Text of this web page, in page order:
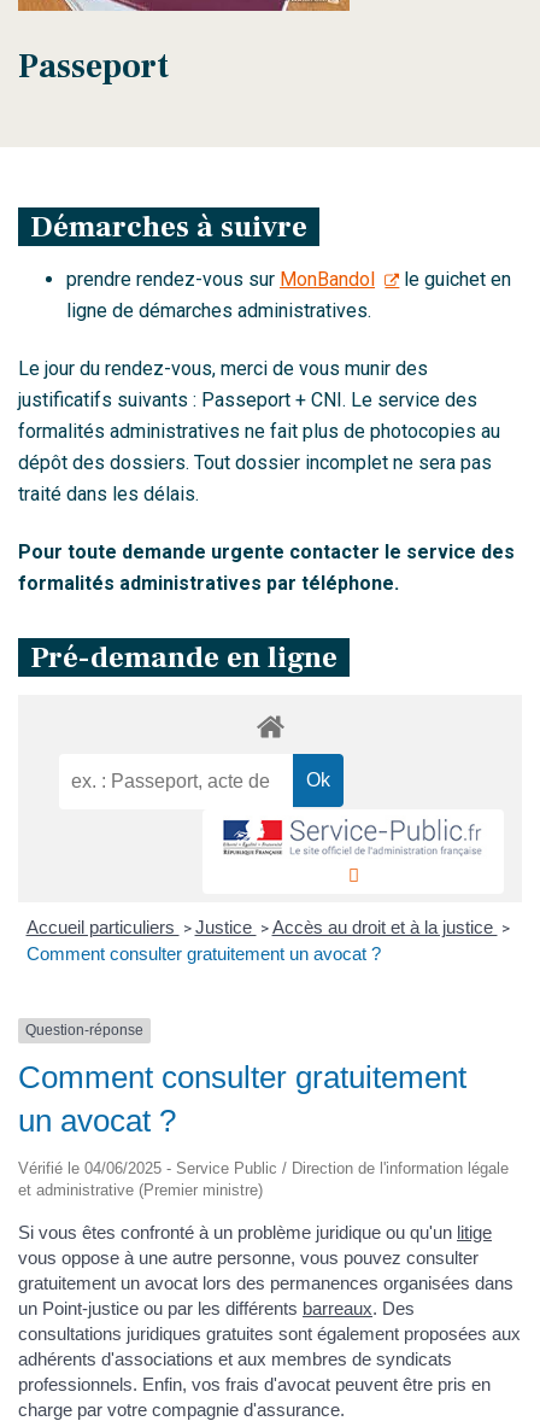
Passeport
Démarches à suivre
prendre rendez-vous sur MonBandol
le guichet en
ligne de démarches administratives.
Le jour du rendez-vous, merci de vous munir des
justificatifs suivants : Passeport + CNI. Le service des
formalités administratives ne fait plus de photocopies au
dépôt des dossiers. Tout dossier incomplet ne sera pas
traité dans les délais.
Pour toute demande urgente contacter le service des
formalités administratives par téléphone.
Pré-demande en ligne
Accueil particuliers > Justice > Accès au droit et à la justice >
Comment consulter gratuitement un avocat ?
Question-réponse
Comment consulter gratuitement
un avocat ?
Vérifié le 04/06/2025 - Service Public / Direction de l'information légale
et administrative (Premier ministre)
Si vous êtes confronté à un problème juridique ou qu'un litige
vous oppose à une autre personne, vous pouvez consulter
gratuitement un avocat lors des permanences organisées dans
un Point-justice ou par les différents barreaux. Des
consultations juridiques gratuites sont également proposées aux
adhérents d'associations et aux membres de syndicats
professionnels. Enfin, vos frais d'avocat peuvent être pris en
charge par votre compagnie d'assurance.